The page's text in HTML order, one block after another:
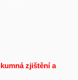
zjištění a